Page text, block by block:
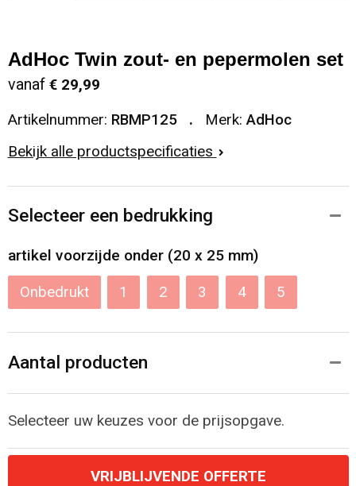
AdHoc Twin zout- en pepermolen set
vanaf € 29,99
Artikelnummer: RBMP125 Merk:AdHoc
Bekijk alle productspecificaties
Selecteer een bedrukking
artikel voorzijde onder (20 x 25 mm)
Onbedrukt 1 2 3 4 5
Aantal producten
Selecteer uw keuzes voor de prijsopgave.
VRIJBLIJVENDE OFFERTE